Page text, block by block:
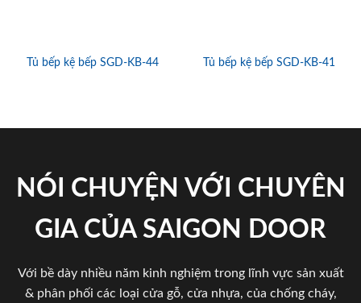
Tủ bếp kệ bếp SGD-KB-44 Tủ bếp kệ bếp SGD-KB-41
NÓI CHUYỆN VỚI CHUYÊN
GIA CỦA SAIGON DOOR
Với bề dày nhiều năm kinh nghiệm trong lĩnh vực sản xuất
& phân phối các loại cửa gỗ, cửa nhựa, của chống cháy,